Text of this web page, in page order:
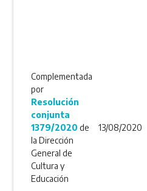
Complementada
por
Resolución
conjunta
1379/2020 de
la Dirección
General de
Cultura y
Educación
13/08/2020